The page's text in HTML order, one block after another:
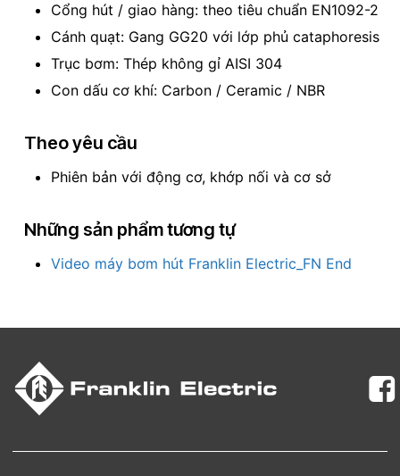
Cổng hút / giao hàng: theo tiêu chuẩn EN1092-2
Cánh quạt: Gang GG20 với lớp phủ cataphoresis
Trục bơm: Thép không gỉ AISI 304
Con dấu cơ khí: Carbon / Ceramic / NBR
Theo yêu cầu
Phiên bản với động cơ, khớp nối và cơ sở
Những sản phẩm tương tự
Video máy bơm hút Franklin Electric_FN End